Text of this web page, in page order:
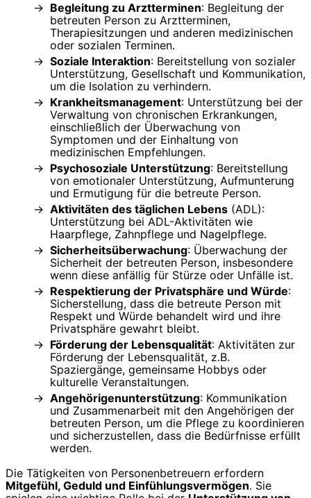
Begleitung zu Arztterminen: Begleitung der
betreuten Person zu Arztterminen,
Therapiesitzungen und anderen medizinischen
oder sozialen Terminen.
Soziale Interaktion: Bereitstellung von sozialer
Unterstützung, Gesellschaft und Kommunikation,
um die Isolation zu verhindern.
Krankheitsmanagement: Unterstützung bei der
Verwaltung von chronischen Erkrankungen,
einschließlich der Überwachung von
Symptomen und der Einhaltung von
medizinischen Empfehlungen.
Psychosoziale Unterstützung: Bereitstellung
von emotionaler Unterstützung, Aufmunterung
und Ermutigung für die betreute Person.
Aktivitäten des täglichen Lebens (ADL):
Unterstützung bei ADL-Aktivitäten wie
Haarpflege, Zahnpflege und Nagelpflege.
Sicherheitsüberwachung: Überwachung der
Sicherheit der betreuten Person, insbesondere
wenn diese anfällig für Stürze oder Unfälle ist.
Respektierung der Privatsphäre und Würde:
Sicherstellung, dass die betreute Person mit
Respekt und Würde behandelt wird und ihre
Privatsphäre gewahrt bleibt.
Förderung der Lebensqualität: Aktivitäten zur
Förderung der Lebensqualität, z.B.
Spaziergänge, gemeinsame Hobbys oder
kulturelle Veranstaltungen.
Angehörigenunterstützung: Kommunikation
und Zusammenarbeit mit den Angehörigen der
betreuten Person, um die Pflege zu koordinieren
und sicherzustellen, dass die Bedürfnisse erfüllt
werden.
Die Tätigkeiten von Personenbetreuern erfordern
Mitgefühl, Geduld und Einfühlungsvermögen. Sie